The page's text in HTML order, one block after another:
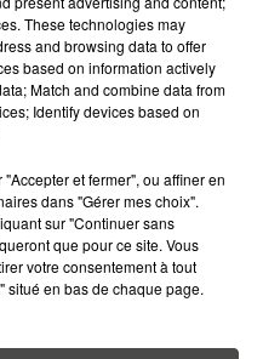
DOUÉTIL
These technologies may
and browsing data to offer
based on information actively
Match and combine data from
Identify devices based on
et fermer", ou affiner en
dans "Gérer mes choix".
sur "Continuer sans
que pour ce site. Vous
votre consentement à tout
situé en bas de chaque page.